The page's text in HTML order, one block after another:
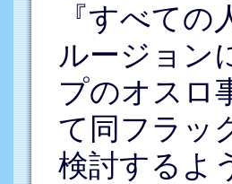
『すべて
ルージョン
プのオスロ
て同フラッ
検討するよ